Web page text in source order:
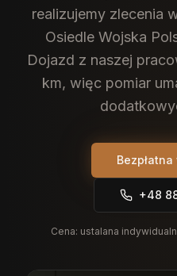
realizujemy zlecenia
Osiedle Wojska
Dojazd z naszej
km, więc pomiar
+48
Cena: ustalana